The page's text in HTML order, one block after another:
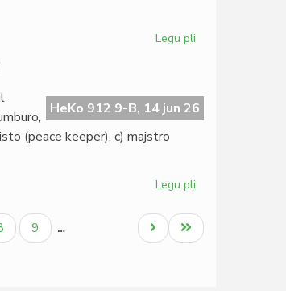
Legu pli
junia
Heroldo
HeKo 912 9-B, 14 jun 26
(peace keeper), c) majstro
Legu pli
rangoj
en
Paĝo
9 …
Last
page
Next
page